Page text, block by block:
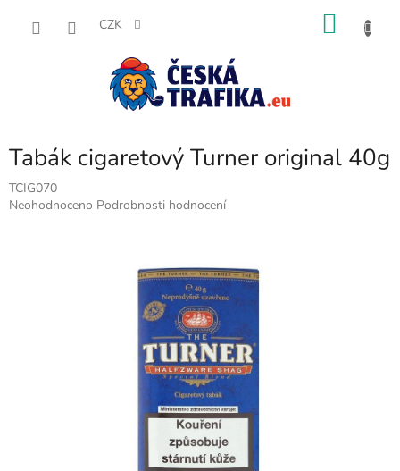
CZK
Tabák cigaretový Turner original 40g
TCIG070
Průměrné
Neohodnoceno Podrobnosti hodnocení